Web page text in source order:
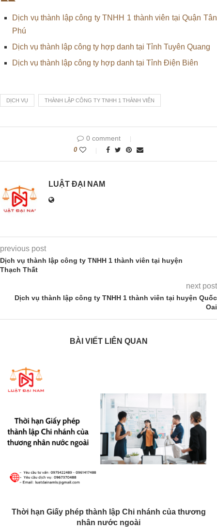
Dịch vụ thành lập công ty TNHH 1 thành viên tại Quận Tân
Phú
Dịch vụ thành lập công ty hợp danh tại Tỉnh Tuyên Quang
Dịch vụ thành lập công ty hợp danh tại Tỉnh Điện Biên
DỊCH VỤ THÀNH LẬP CÔNG TY TNHH 1 THÀNH VIÊN
0 comment
0
LUẬT ĐẠI NAM
previous post
Dịch vụ thành lập công ty TNHH 1 thành viên tại huyện
Thạch Thất
next post
Dịch vụ thành lập công ty TNHH 1 thành viên tại huyện Quốc
Oai
BÀI VIẾT LIÊN QUAN
Thời hạn Giấy phép thành lập Chi nhánh của thương
nhân nước ngoài